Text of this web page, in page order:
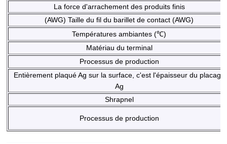
La force d'arrachement des produits finis
(AWG) Taille du fil du barillet de contact (AWG)
Températures ambiantes (℃)
Matériau du terminal
Processus de production
Entièrement plaqué Ag sur la surface, c'est l'épaisseur du placage
Ag
Shrapnel
Processus de production